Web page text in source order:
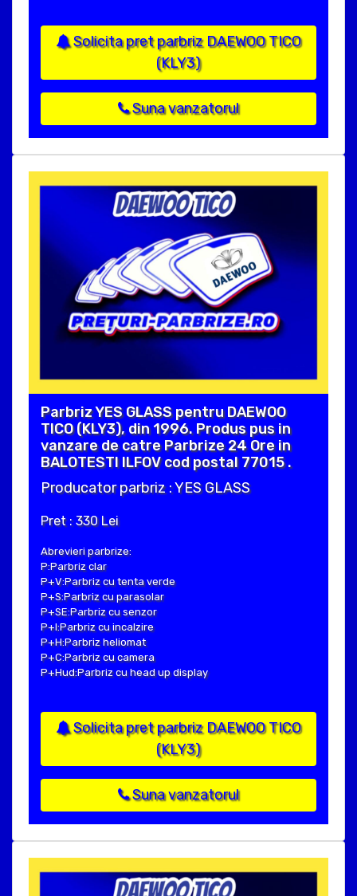
Solicita pret parbriz DAEWOO TICO
(KLY3)
Suna vanzatorul
Parbriz YES GLASS pentru DAEWOO
TICO (KLY3), din 1996. Produs pus in
vanzare de catre Parbrize 24 Ore in
BALOTESTI ILFOV cod postal 77015 .
Producator parbriz : YES GLASS
Pret : 330 Lei
Abrevieri parbrize:
P:Parbriz clar
P+V:Parbriz cu tenta verde
P+S:Parbriz cu parasolar
P+SE:Parbriz cu senzor
P+I:Parbriz cu incalzire
P+H:Parbriz heliomat
P+C:Parbriz cu camera
P+Hud:Parbriz cu head up display
Solicita pret parbriz DAEWOO TICO
(KLY3)
Suna vanzatorul